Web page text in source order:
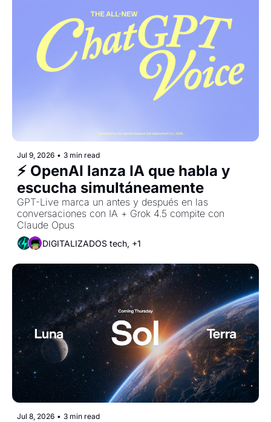
Jul 9, 2026 • 3 min read
⚡ OpenAI lanza IA que habla y
escucha simultáneamente
GPT-Live marca un antes y después en las
conversaciones con IA + Grok 4.5 compite con
Claude Opus
DIGITALIZADOS tech, +1
Jul 8, 2026 • 3 min read